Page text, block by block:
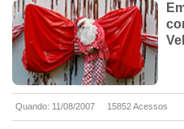
Quando: 11/08/2007 15852 Acessos